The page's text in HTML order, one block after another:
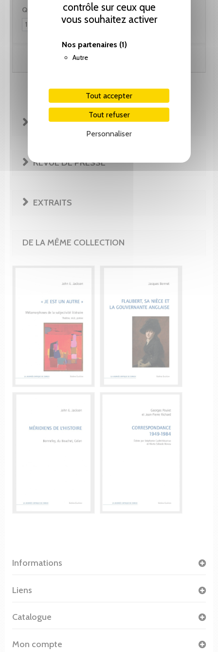
contrôle sur ceux que
vous souhaitez activer
Nos partenaires (1)
Autre
Tout accepter
Tout refuser
Personnaliser
Quantité :
Ajouter au panier
FICHE TECHNIQUE
REVUE DE PRESSE
EXTRAITS
DE LA MÊME COLLECTION
Informations
Liens
Catalogue
Mon compte